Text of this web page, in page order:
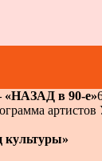
в 90-е»
артистов